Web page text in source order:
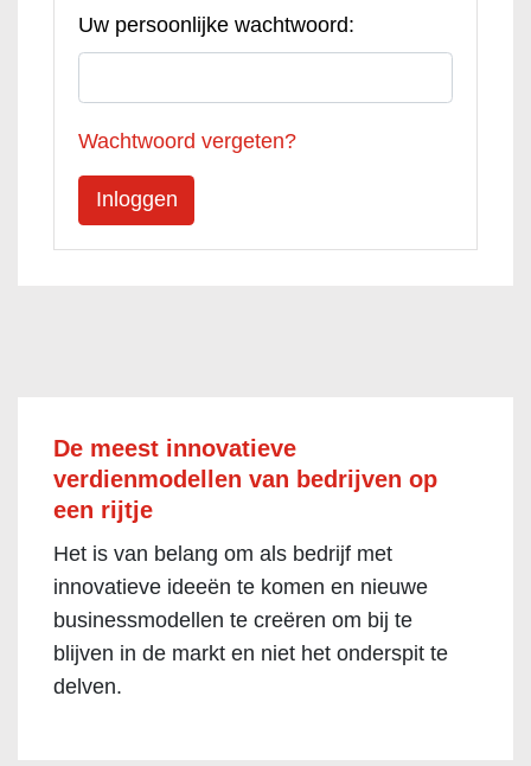
Uw persoonlijke wachtwoord:
Wachtwoord vergeten?
De meest innovatieve
verdienmodellen van bedrijven op
een rijtje
Het is van belang om als bedrijf met
innovatieve ideeën te komen en nieuwe
businessmodellen te creëren om bij te
blijven in de markt en niet het onderspit te
delven.